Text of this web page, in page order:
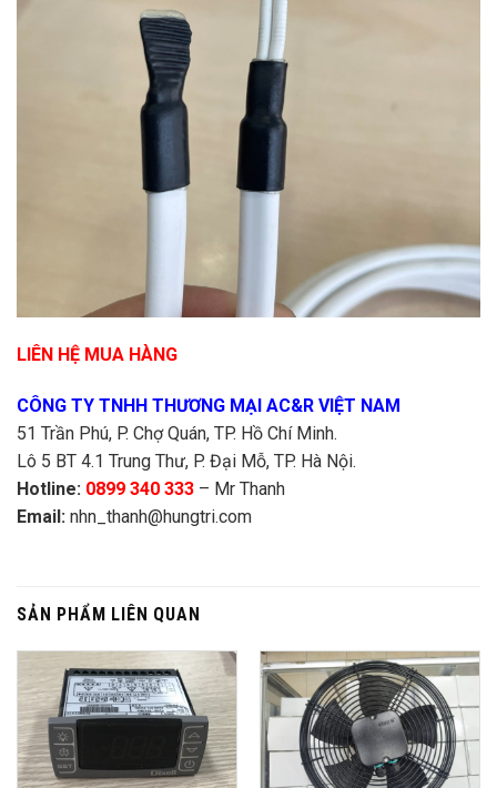
LIÊN HỆ MUA HÀNG
CÔNG TY TNHH THƯƠNG MẠI AC&R VIỆT NAM
51 Trần Phú, P. Chợ Quán, TP. Hồ Chí Minh.
Lô 5 BT 4.1 Trung Thư, P. Đại Mỗ, TP. Hà Nội.
Hotline: 0899 340 333 – Mr Thanh
Email: nhn_thanh@hungtri.com
SẢN PHẨM LIÊN QUAN